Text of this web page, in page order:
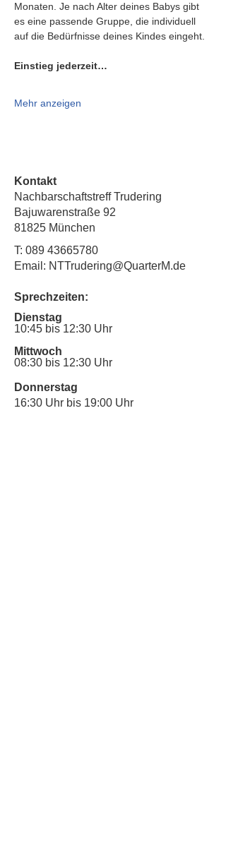
Monaten. Je nach Alter deines Babys gibt
es eine passende Gruppe, die individuell
auf die Bedürfnisse deines Kindes eingeht.
Einstieg jederzeit…
Mehr anzeigen
Kontakt
Nachbarschaftstreff Trudering
Bajuwarenstraße 92
81825 München
T: 089 43665780
Email: NTTrudering@QuarterM.de
Sprechzeiten:
Dienstag
10:45 bis 12:30 Uhr
Mittwoch
08:30 bis 12:30 Uhr
Donnerstag
16:30 Uhr bis 19:00 Uhr